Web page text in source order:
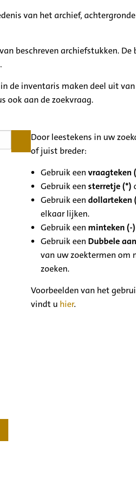
van het archief,
beschreven archiefstukken.
de inventaris maken deel uit
ook aan de zoekvraag.
Door leestekens in uw
of juist breder:
Gebruik eenvraagteken
Gebruik eensterretje (*)
Gebruik eendollarteken
elkaar lijken.
Gebruik een minteken (-)
Gebruik een Dubbele
van uw zoektermen om
zoeken.
Voorbeelden van het
vindt u hier.